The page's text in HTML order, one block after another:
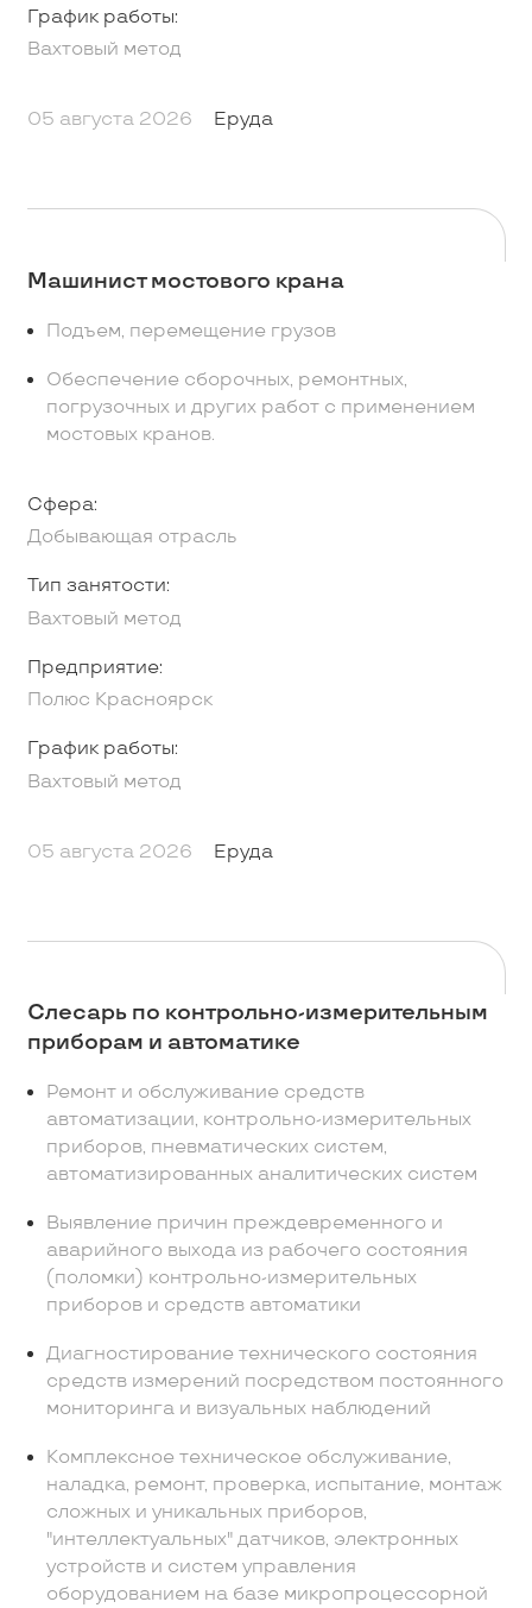
График работы:
Вахтовый метод
05 августа 2026 Еруда
Машинист мостового крана
Подъем, перемещение грузов
Обеспечение сборочных, ремонтных,
погрузочных и других работ с применением
мостовых кранов.
Сфера:
Добывающая отрасль
Тип занятости:
Вахтовый метод
Предприятие:
Полюс Красноярск
График работы:
Вахтовый метод
05 августа 2026 Еруда
Слесарь по контрольно-измерительным
приборам и автоматике
Ремонт и обслуживание средств
автоматизации, контрольно-измерительных
приборов, пневматических систем,
автоматизированных аналитических систем
Выявление причин преждевременного и
аварийного выхода из рабочего состояния
(поломки) контрольно-измерительных
приборов и средств автоматики
Диагностирование технического состояния
средств измерений посредством постоянного
мониторинга и визуальных наблюдений
Комплексное техническое обслуживание,
наладка, ремонт, проверка, испытание, монтаж
сложных и уникальных приборов,
"интеллектуальных" датчиков, электронных
устройств и систем управления
оборудованием на базе микропроцессорной